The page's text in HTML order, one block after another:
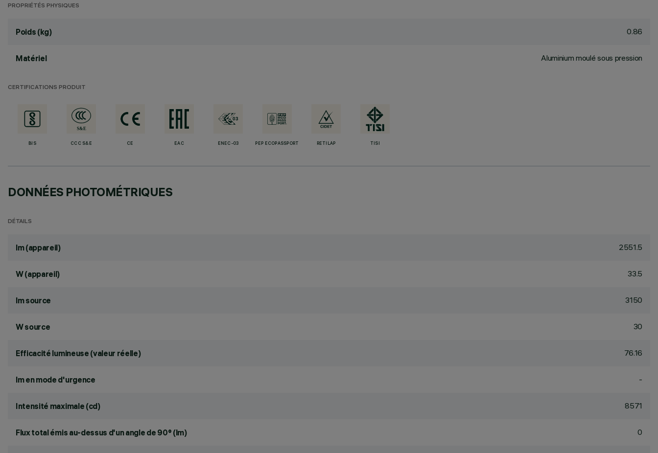
PROPRIÉTÉS PHYSIQUES
Poids (kg) 0.86
Matériel Aluminium moulé sous pression
CERTIFICATIONS PRODUIT
BIS CCC S&E CE EAC ENEC-03 PEP ECOPASSPORT RETILAP TISI
DONNÉES PHOTOMÉTRIQUES
DÉTAILS
lm (appareil) 2551.5
W (appareil) 33.5
lm source 3150
W source 30
Efficacité lumineuse (valeur réelle) 76.16
lm en mode d'urgence -
Intensité maximale (cd) 8571
Flux total émis au-dessus d'un angle de 90° (lm) 0